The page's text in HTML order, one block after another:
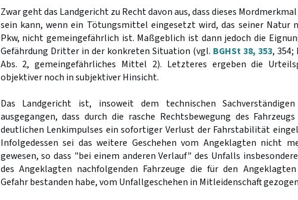
Zwar geht das Landgericht zu Recht davon aus, dass dieses
sein kann, wenn ein Tötungsmittel eingesetzt wird, das seiner Natur
Pkw, nicht gemeingefährlich ist. Maßgeblich ist dann jedoch die
Gefährdung Dritter in der konkreten Situation (vgl. BGHSt 38, 353, 354;
Abs. 2, gemeingefährliches Mittel 2). Letzteres ergeben die
objektiver noch in subjektiver Hinsicht.
Das Landgericht ist, insoweit dem technischen
ausgegangen, dass durch die rasche Rechtsbewegung des
deutlichen Lenkimpulses ein sofortiger Verlust der Fahrstabilität
Infolgedessen sei das weitere Geschehen vom Angeklagten nicht
gewesen, so dass "bei einem anderen Verlauf" des Unfalls
des Angeklagten nachfolgenden Fahrzeuge die für den Angeklagten
Gefahr bestanden habe, vom Unfallgeschehen in Mitleidenschaft